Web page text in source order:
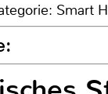
Smart